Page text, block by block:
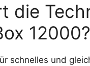
die
12000?
schnelles und